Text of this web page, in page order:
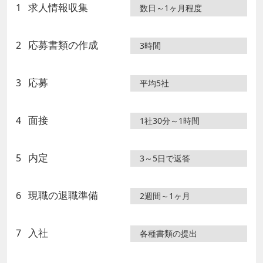
1 求人情報収集 数日～1ヶ月程度
2 応募書類の作成 3時間
3 応募 平均5社
4 面接 1社30分～1時間
5 内定 3～5日で返答
6 現職の退職準備 2週間～1ヶ月
7 入社 各種書類の提出